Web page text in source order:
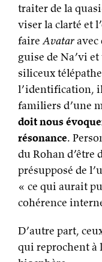
traiter de la
viser la clarté et
faireAvataravec
guise de Na’vi
siliceux
l’identification,
familiers d’une
doit nous
résonance.
du Rohan d’être
présupposé de
« ce qui aurait
cohérence
D’autre part,
qui reprochent à